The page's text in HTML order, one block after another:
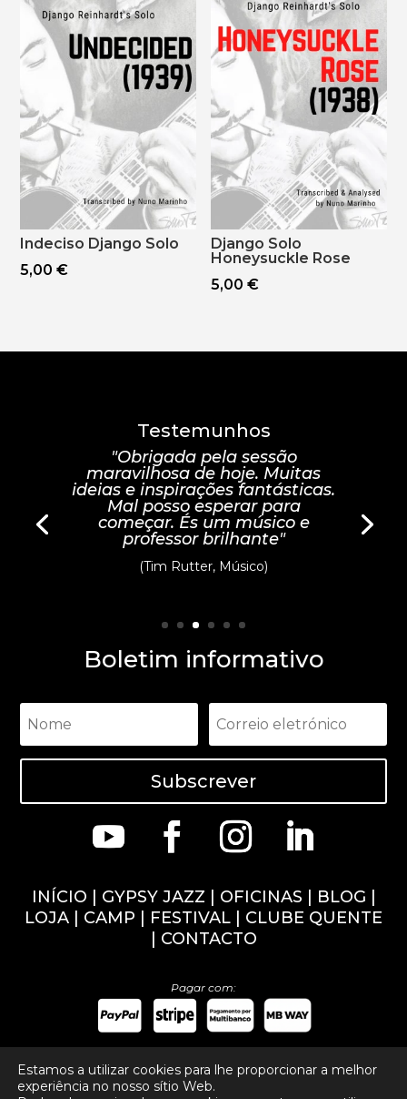
Indeciso Django Solo
5,00€
Django Solo
Honeysuckle Rose
5,00€
Testemunhos
"Obrigada pela sessão
maravilhosa de hoje. Muitas
ideias e inspirações fantásticas.
Mal posso esperar para
começar. És um músico e
professor brilhante"
(Tim Rutter, Músico)
Boletim informativo
Subscrever
INÍCIO GYPSY JAZZ OFICINAS BLOG
LOJA
CAMP FESTIVAL
CLUBE QUENTE
CONTACTO
Pagar com:
Direitos de autor ©2026 Música de Nuno Marinho. Todos
Estamos a utilizar cookies para lhe proporcionar a melhor
experiência no nosso sítio Web.